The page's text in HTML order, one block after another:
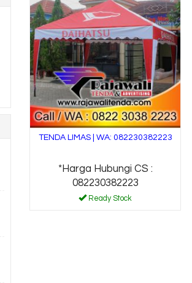
TENDA LIMAS | WA: 082230382223
*Harga Hubungi CS :
082230382223
Ready Stock